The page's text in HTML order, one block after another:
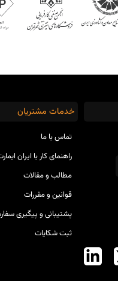
خدمات مشتریان
تماس با ما
راهنمای کار با ایران
مطالب و مقالات
قوانین و مقررات
پشتیبانی و پیگیری
ثبت شکایات